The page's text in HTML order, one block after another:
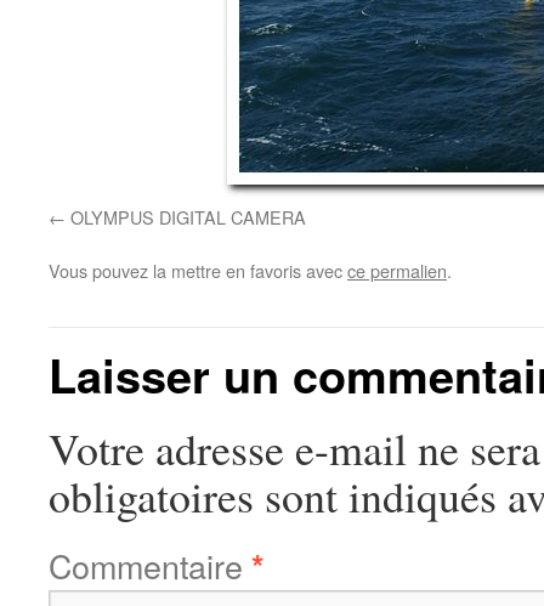
OLYMPUS DIGITAL CAMERA
Vous pouvez la mettre en favoris avecce permalien.
Laisser un
Votre adresse e-mail ne
obligatoires sont indiqués
Commentaire *